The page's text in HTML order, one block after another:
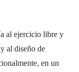
al ejercicio libre y
al diseño de
en un